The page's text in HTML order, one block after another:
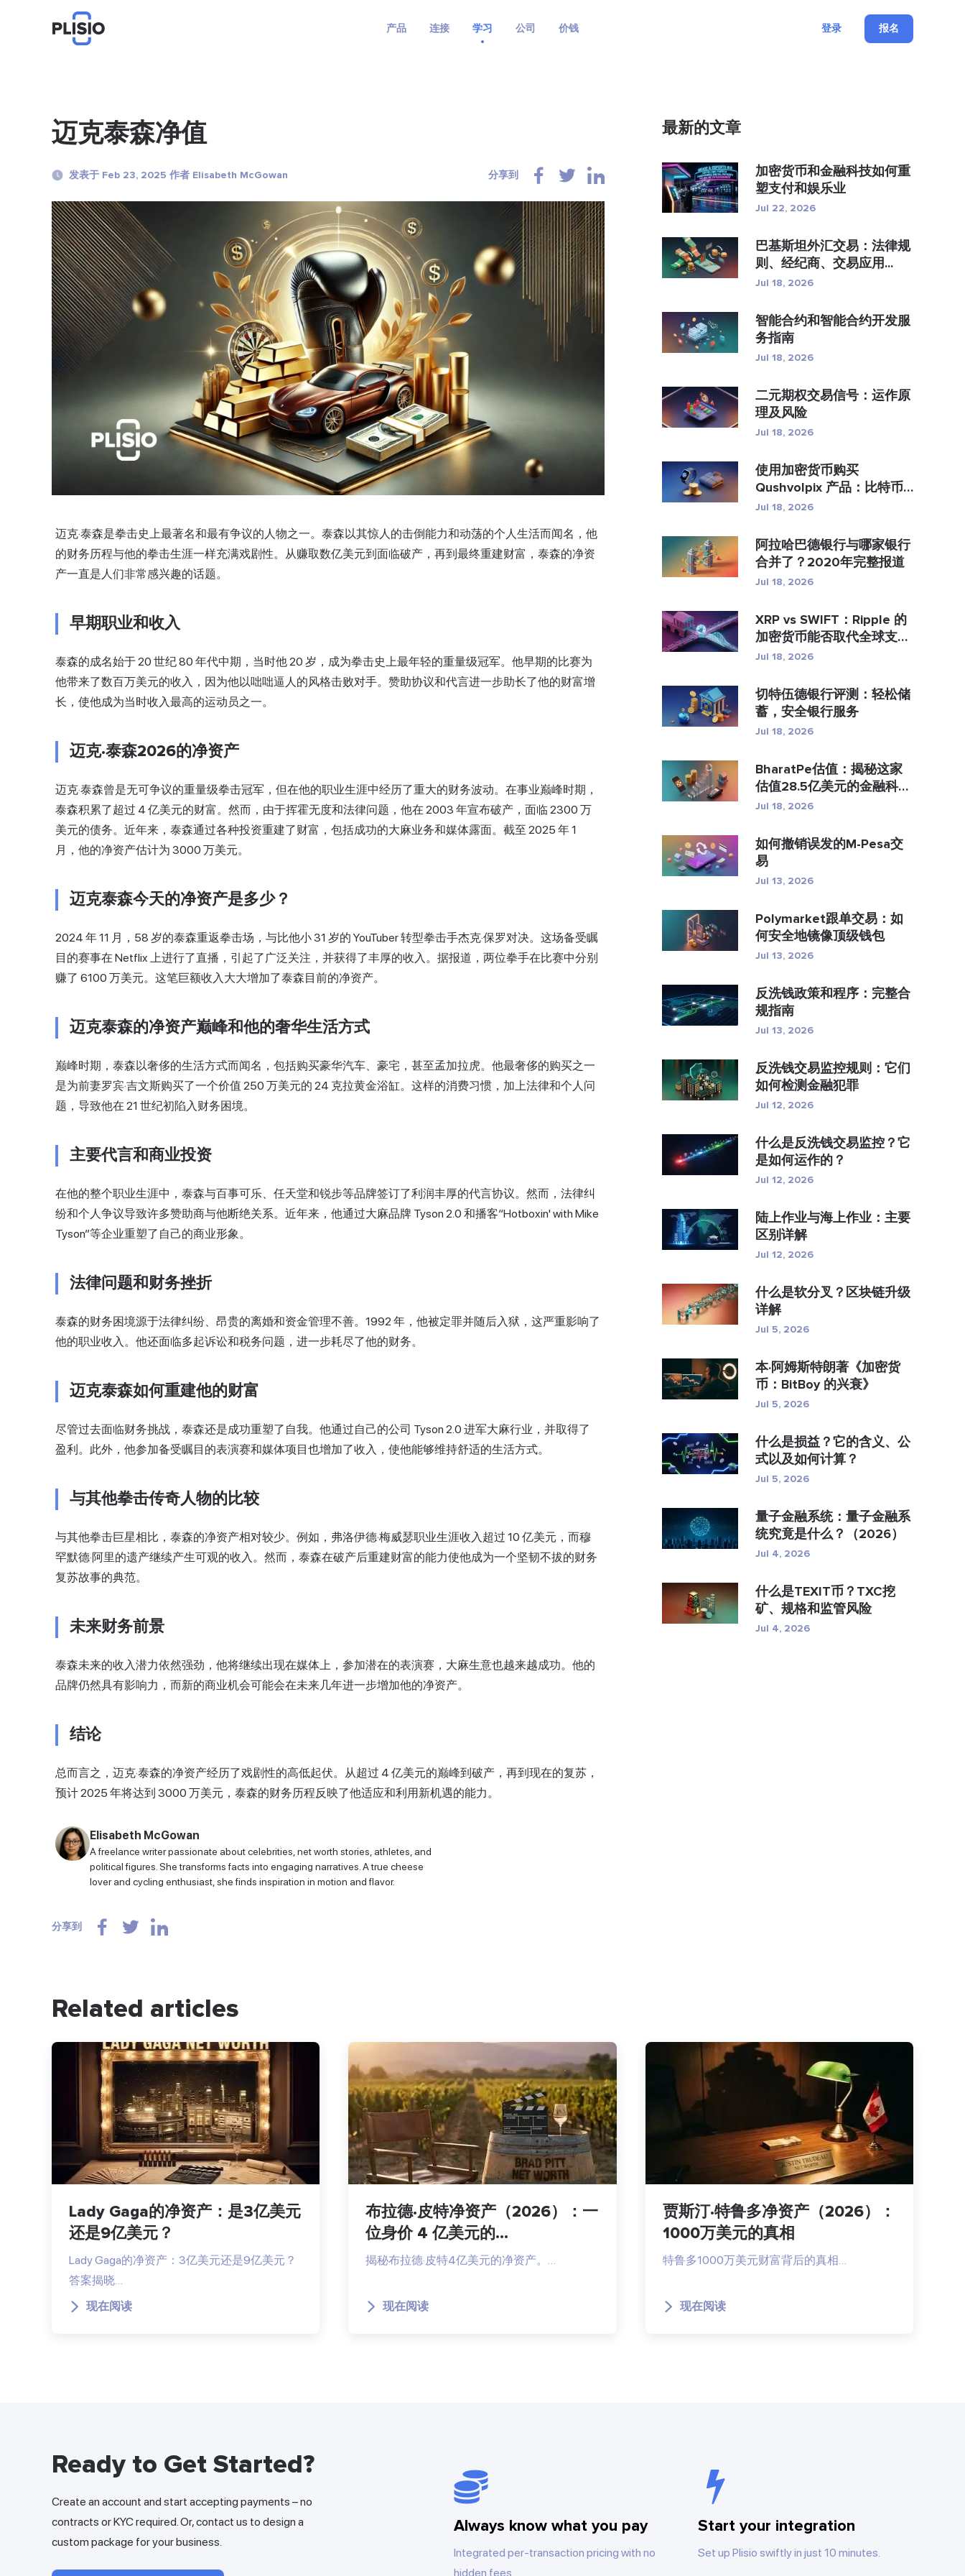
产品 连接 学习 公司 价钱 登录 报名
迈克泰森净值
发表于 Feb 23, 2025 作者 Elisabeth McGowan 分享到
迈克·泰森是拳击史上最著名和最有争议的人物之一。泰森以其惊人的击倒能力和动荡的个人生活而闻名，他
的财务历程与他的拳击生涯一样充满戏剧性。从赚取数亿美元到面临破产，再到最终重建财富，泰森的净资
产一直是人们非常感兴趣的话题。
早期职业和收入
泰森的成名始于 20 世纪 80 年代中期，当时他 20 岁，成为拳击史上最年轻的重量级冠军。他早期的比赛为
他带来了数百万美元的收入，因为他以咄咄逼人的风格击败对手。赞助协议和代言进一步助长了他的财富增
长，使他成为当时收入最高的运动员之一。
迈克·泰森2026的净资产
迈克·泰森曾是无可争议的重量级拳击冠军，但在他的职业生涯中经历了重大的财务波动。在事业巅峰时期，
泰森积累了超过 4 亿美元的财富。然而，由于挥霍无度和法律问题，他在 2003 年宣布破产，面临 2300 万
美元的债务。近年来，泰森通过各种投资重建了财富，包括成功的大麻业务和媒体露面。截至 2025 年 1
月，他的净资产估计为 3000 万美元。
迈克泰森今天的净资产是多少？
2024 年 11 月，58 岁的泰森重返拳击场，与比他小 31 岁的 YouTuber 转型拳击手杰克·保罗对决。这场备受瞩
目的赛事在 Netflix 上进行了直播，引起了广泛关注，并获得了丰厚的收入。据报道，两位拳手在比赛中分别
赚了 6100 万美元。这笔巨额收入大大增加了泰森目前的净资产。
迈克泰森的净资产巅峰和他的奢华生活方式
巅峰时期，泰森以奢侈的生活方式而闻名，包括购买豪华汽车、豪宅，甚至孟加拉虎。他最奢侈的购买之一
是为前妻罗宾·吉文斯购买了一个价值 250 万美元的 24 克拉黄金浴缸。这样的消费习惯，加上法律和个人问
题，导致他在 21 世纪初陷入财务困境。
主要代言和商业投资
在他的整个职业生涯中，泰森与百事可乐、任天堂和锐步等品牌签订了利润丰厚的代言协议。然而，法律纠
纷和个人争议导致许多赞助商与他断绝关系。近年来，他通过大麻品牌 Tyson 2.0 和播客“Hotboxin' with Mike
Tyson”等企业重塑了自己的商业形象。
法律问题和财务挫折
泰森的财务困境源于法律纠纷、昂贵的离婚和资金管理不善。1992 年，他被定罪并随后入狱，这严重影响了
他的职业收入。他还面临多起诉讼和税务问题 ，进一步耗尽了他的财务。
迈克泰森如何重建他的财富
尽管过去面临财务挑战，泰森还是成功重塑了自我。他通过自己的公司 Tyson 2.0 进军大麻行业，并取得了
盈利。此外，他参加备受瞩目的表演赛和媒体项目也增加了收入，使他能够维持舒适的生活方式。
与其他拳击传奇人物的比较
与其他拳击巨星相比，泰森的净资产相对较少。例如，弗洛伊德·梅威瑟职业生涯收入超过 10 亿美元，而穆
罕默德·阿里的遗产继续产生可观的收入。然而，泰森在破产后重建财富的能力使他成为一个坚韧不拔的财务
复苏故事的典范。
未来财务前景
泰森未来的收入潜力依然强劲，他将继续出现在媒体上，参加潜在的表演赛，大麻生意也越来越成功。他的
品牌仍然具有影响力，而新的商业机会可能会在未来几年进一步增加他的净资产。
结论
总而言之，迈克·泰森的净资产经历了戏剧性的高低起伏。从超过 4 亿美元的巅峰到破产，再到现在的复苏，
预计 2025 年将达到 3000 万美元，泰森的财务历程反映了他适应和利用新机遇的能力。
Elisabeth McGowan
A freelance writer passionate about celebrities, net worth stories, athletes, and
political figures. She transforms facts into engaging narratives. A true cheese
lover and cycling enthusiast, she finds inspiration in motion and flavor.
分享到
最新的文章
加密货币和金融科技如何重
塑支付和娱乐业
Jul 22, 2026
巴基斯坦外汇交易：法律规
则、经纪商、交易应用...
Jul 18, 2026
智能合约和智能合约开发服
务指南
Jul 18, 2026
二元期权交易信号：运作原
理及风险
Jul 18, 2026
使用加密货币购买
Qushvolpix 产品：比特币
支付、支...
Jul 18, 2026
阿拉哈巴德银行与哪家银行
合并了？2020年完整报道
Jul 18, 2026
XRP vs SWIFT：Ripple 的
加密货币能否取代全球支
付？
Jul 18, 2026
切特伍德银行评测：轻松储
蓄，安全银行服务
Jul 18, 2026
BharatPe估值：揭秘这家
估值28.5亿美元的金融科技
独...
Jul 18, 2026
如何撤销误发的M-Pesa交
易
Jul 13, 2026
Polymarket跟单交易：如
何安全地镜像顶级钱包
Jul 13, 2026
反洗钱政策和程序：完整合
规指南
Jul 13, 2026
反洗钱交易监控规则：它们
如何检测金融犯罪
Jul 12, 2026
什么是反洗钱交易监控？它
是如何运作的？
Jul 12, 2026
陆上作业与海上作业：主要
区别详解
Jul 12, 2026
什么是软分叉？区块链升级
详解
Jul 5, 2026
本·阿姆斯特朗著《加密货
币：BitBoy 的兴衰》
Jul 5, 2026
什么是损益？它的含义、公
式以及如何计算？
Jul 5, 2026
量子金融系统：量子金融系
统究竟是什么？（2026）
Jul 4, 2026
什么是TEXIT币？TXC挖
矿、规格和监管风险
Jul 4, 2026
Related articles
Lady Gaga的净资产：是3亿美元
还是9亿美元？
Lady Gaga的净资产：3亿美元还是9亿美元？
答案揭晓…
现在阅读
布拉德·皮特净资产（2026）：一
位身价 4 亿美元的...
揭秘布拉德·皮特4亿美元的净资产。…
现在阅读
贾斯汀·特鲁多净资产（2026）：
1000万美元的真相
特鲁多1000万美元财富背后的真相…
现在阅读
Ready to Get Started?
Create an account and start accepting payments – no
contracts or KYC required. Or, contact us to design a
custom package for your business.
Always know what you pay
Integrated per-transaction pricing with no
hidden fees
Start your integration
Set up Plisio swiftly in just 10 minutes.